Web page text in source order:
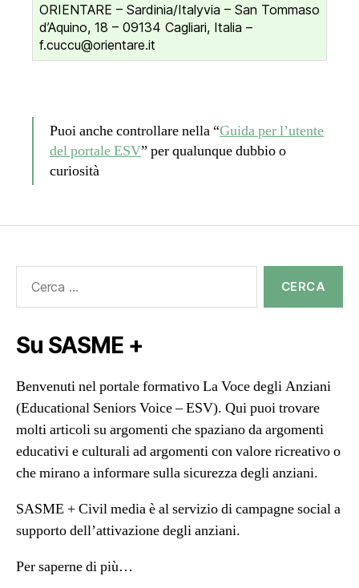
ORIENTARE – Sardinia/Italyvia – San Tommaso
d’Aquino, 18 – 09134 Cagliari, Italia –
f.cuccu@orientare.it
Puoi anche controllare nella “Guida per l’utente
del portale ESV” per qualunque dubbio o
curiosità
Su SASME +
Benvenuti nel portale formativo La Voce degli Anziani
(Educational Seniors Voice – ESV). Qui puoi trovare
molti articoli su argomenti che spaziano da argomenti
educativi e culturali ad argomenti con valore ricreativo o
che mirano a informare sulla sicurezza degli anziani.
SASME + Civil media è al servizio di campagne social a
supporto dell’attivazione degli anziani.
Per saperne di più…